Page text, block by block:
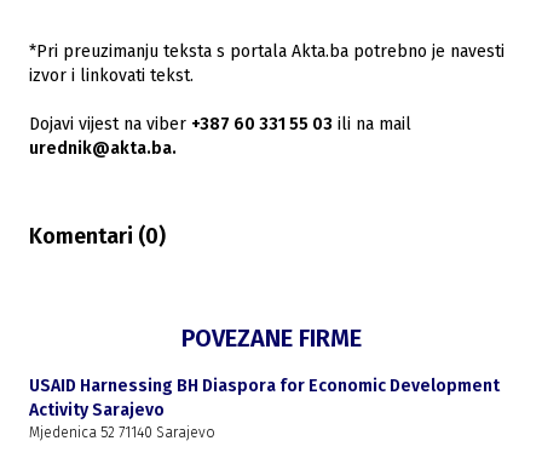
*Pri preuzimanju teksta s portala Akta.ba potrebno je navesti
izvor i linkovati tekst.
Dojavi vijest na viber +387 60 331 55 03 ili na mail
urednik@akta.ba.
Komentari (0)
POVEZANE FIRME
USAID Harnessing BH Diaspora for Economic Development
Activity Sarajevo
Mjedenica 52 71140 Sarajevo